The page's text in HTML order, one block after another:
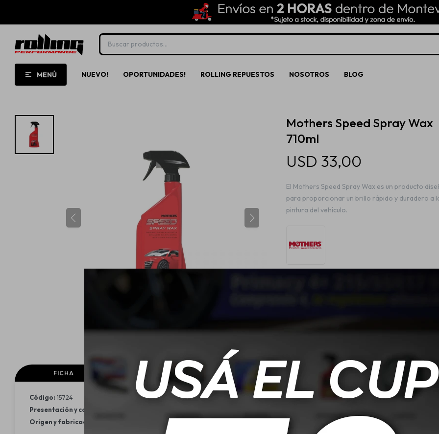
MENÚ NUEVO! OPORTUNIDADES! ROLLING REPUESTOS NOSOTROS BLOG
Mothers Speed Spray Wax
710ml
USD 33,00
El Mothers Speed Spray Wax es un producto
para proporcionar un brillo rápido y duradero a
pintura del vehículo.
FICHA FICHA TECNICA ESPECIFICACIONES
Código: 15724
Presentación y contenido:
Origen y fabricación: